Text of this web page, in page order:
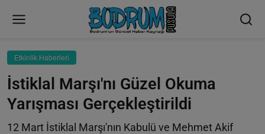
Etkinlik Haberleri
İstiklal Marşı'nı Güzel Okuma
Yarışması Gerçekleştirildi
12 Mart İstiklal Marşı'nın Kabulü ve Mehmet Akif